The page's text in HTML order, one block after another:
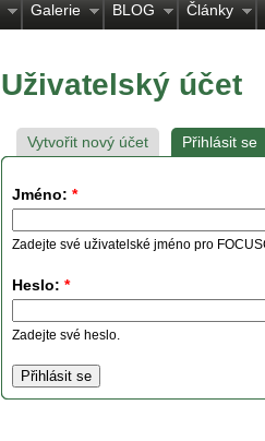
Galerie BLOG Články
Uživatelský účet
Vytvořit nový účet Přihlásit se
Jméno: *
Zadejte své uživatelské jméno pro
Heslo: *
Zadejte své heslo.